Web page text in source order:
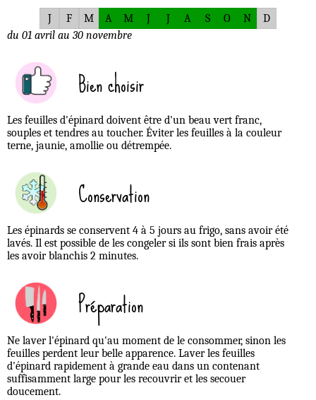
J F M A M J J A S O N
D
du 01 avril au 30 novembre
Bien choisir
Les feuilles d'épinard doivent être d'un beau vert franc,
souples et tendres au toucher. Éviter les feuilles à la couleur
terne, jaunie, amollie ou détrempée.
Conservation
Les épinards se conservent 4 à 5 jours au frigo, sans avoir été
lavés. Il est possible de les congeler si ils sont bien frais après
les avoir blanchis 2 minutes.
Préparation
Ne laver l'épinard qu'au moment de le consommer, sinon les
feuilles perdent leur belle apparence. Laver les feuilles
d'épinard rapidement à grande eau dans un contenant
suffisamment large pour les recouvrir et les secouer
doucement.